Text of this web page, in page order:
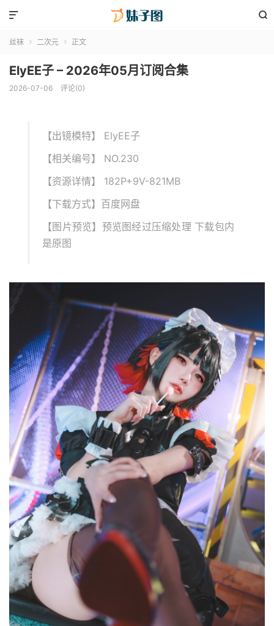


丝袜  二次元  正文
ElyEE子 – 2026年05月订阅合集
2026-07-06 评论(0)
【出镜模特】 ElyEE子
【相关编号】 NO.230
【资源详情】 182P+9V-821MB
【下载方式】百度网盘
【图片预览】预览图经过压缩处理 下载包内
是原图